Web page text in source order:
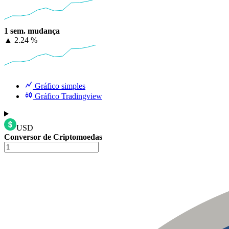
1 sem. mudança
▲ 2.24 %
Gráfico simples
Gráfico Tradingview
USD
Conversor de Criptomoedas